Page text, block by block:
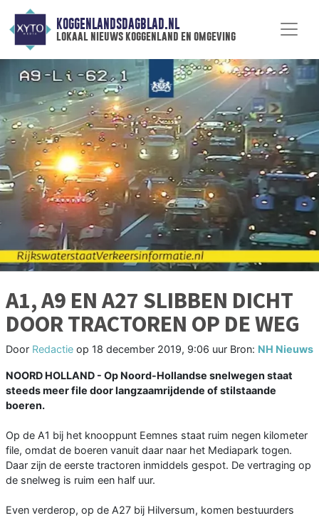
KOGGENLANDSDAGBLAD.NL
lokaal nieuws koggenland en omgeving
A1, A9 EN A27 SLIBBEN DICHT
DOOR TRACTOREN OP DE WEG
Door Redactie op 18 december 2019, 9:06 uur Bron: NH Nieuws
NOORD HOLLAND - Op Noord-Hollandse snelwegen staat
steeds meer file door langzaamrijdende of stilstaande
boeren.
Op de A1 bij het knooppunt Eemnes staat ruim negen kilometer
file, omdat de boeren vanuit daar naar het Mediapark togen.
Daar zijn de eerste tractoren inmiddels gespot. De vertraging op
de snelweg is ruim een half uur.
Even verderop, op de A27 bij Hilversum, komen bestuurders